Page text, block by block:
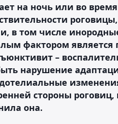
на ночь или во
в том числе
фактором является
–
нарушение
стороны
она.